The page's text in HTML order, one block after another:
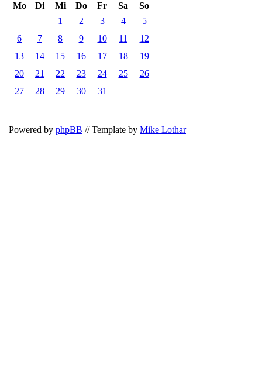
Mo
Di Mi Do Fr Sa
So
1
2 3 4
5
6
7 8 9 10 11
12
13
14 15 16 17 18
19
20
21 22 23 24 25
26
27
28 29 30 31
Powered by phpBB // Template by Mike Lothar